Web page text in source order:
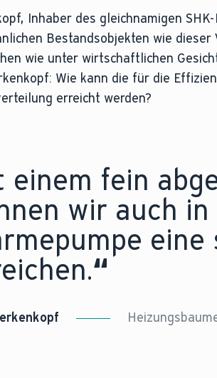
Inhaber des gleichnamigen
Bestandsobjekten wie
wie unter wirtschaftlichen
Wie kann die für die
erreicht werden?
einem fein
wir auch
“